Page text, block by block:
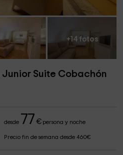
+14 fotos
Suite Cobachón
desde 77 €persona y noche
Precio fin de semana desde 460€